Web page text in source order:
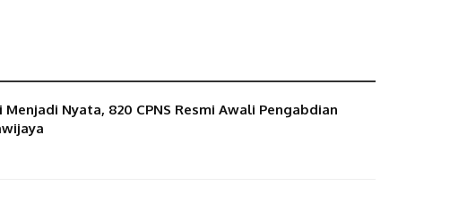
Menjadi Nyata, 820 CPNS Resmi Awali Pengabdian